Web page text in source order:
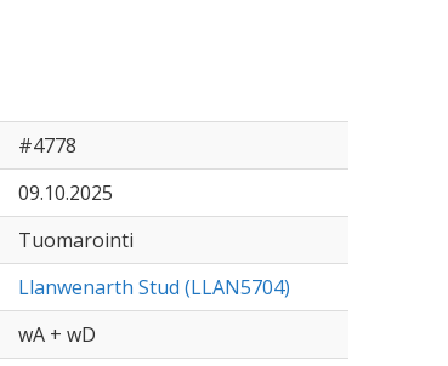
#4778
09.10.2025
Tuomarointi
Llanwenarth Stud (LLAN5704)
wA + wD